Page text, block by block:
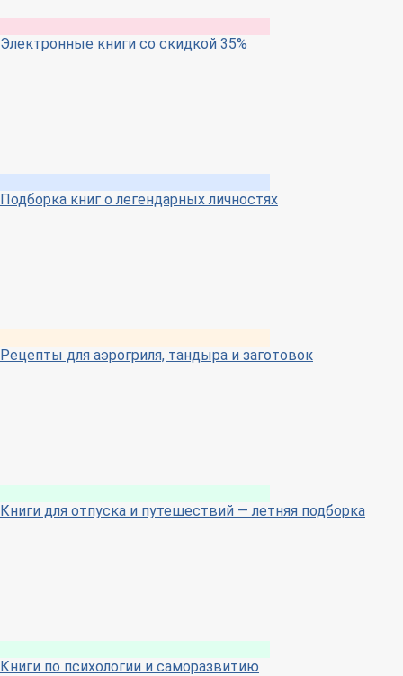
Электронные книги со скидкой 35%
Подборка книг о легендарных личностях
Рецепты для аэрогриля, тандыра и заготовок
Книги для отпуска и путешествий — летняя подборка
Книги по психологии и саморазвитию